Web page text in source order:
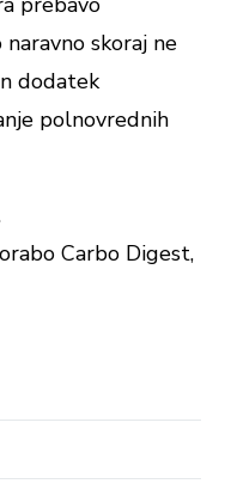
skoraj ne
dodatek
polnovrednih
Carbo Digest,